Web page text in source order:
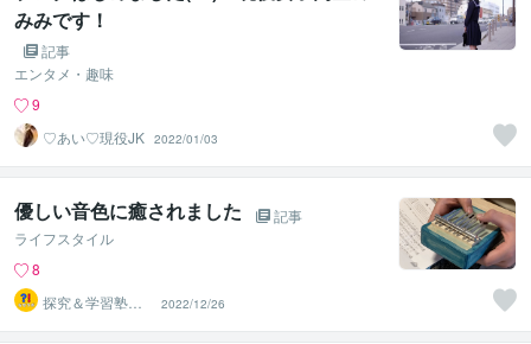
みみです！
記事
エンタメ・趣味
9
♡あい♡現役JK 2022/01/03
優しい音色に癒されました
記事
ライフスタイル
8
探究＆学習塾｜
なぜラボ
2022/12/26